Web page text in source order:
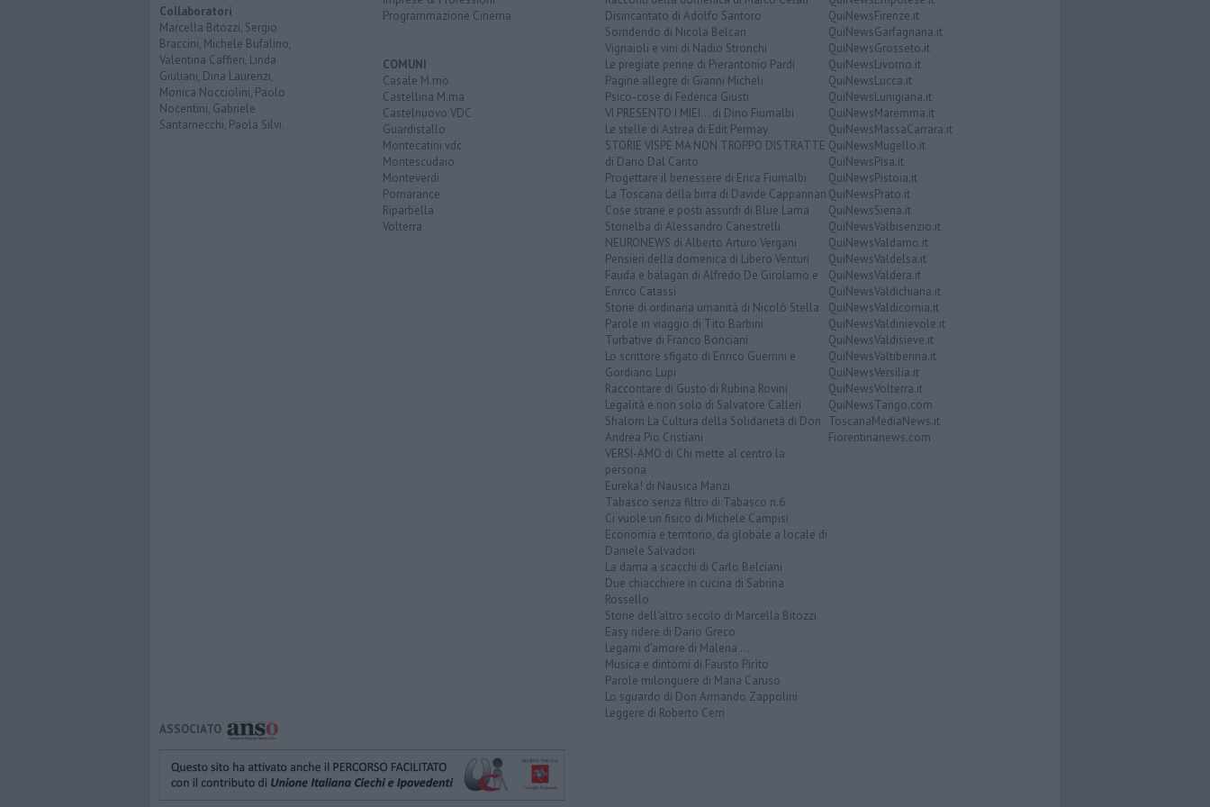
Collaboratori
Marcella Bitozzi, Sergio
Braccini, Michele Bufalino,
Valentina Caffieri, Linda
Giuliani, Dina Laurenzi,
Monica Nocciolini, Paolo
Nocentini, Gabriele
Santarnecchi, Paola Silvi.
Programmazione Cinema
COMUNI
Casale M.mo
Castellina M.ma
Castelnuovo VDC
Guardistallo
Montecatini vdc
Montescudaio
Monteverdi
Pomarance
Riparbella
Volterra
Disincantato di Adolfo Santoro
Sorridendo di Nicola Belcari
Vignaioli e vini di Nadio Stronchi
Le pregiate penne di Pierantonio Pardi
Pagine allegre di Gianni Micheli
Psico-cose di Federica Giusti
VI PRESENTO I MIEI... di Dino Fiumalbi
Le stelle di Astrea di Edit Permay
STORIE VISPE MA NON TROPPO DISTRATTE
di Dario Dal Canto
Progettare il benessere di Erica Fiumalbi
La Toscana della birra di Davide Cappannari
Cose strane e posti assurdi di Blue Lama
Storielba di Alessandro Canestrelli
NEURONEWS di Alberto Arturo Vergani
Pensieri della domenica di Libero Venturi
Fauda e balagan di Alfredo De Girolamo e
Enrico Catassi
Storie di ordinaria umanità di Nicolò Stella
Parole in viaggio di Tito Barbini
Turbative di Franco Bonciani
Lo scrittore sfigato di Enrico Guerrini e
Gordiano Lupi
Raccontare di Gusto di Rubina Rovini
Legalità e non solo di Salvatore Calleri
Shalom La Cultura della Solidarietà di Don
Andrea Pio Cristiani
VERSI-AMO di Chi mette al centro la
persona
Eureka! di Nausica Manzi
Tabasco senza filtro di Tabasco n.6
Ci vuole un fisico di Michele Campisi
Economia e territorio, da globale a locale di
Daniele Salvadori
La dama a scacchi di Carlo Belciani
Due chiacchiere in cucina di Sabrina
Rossello
Storie dell'altro secolo di Marcella Bitozzi
Easy ridere di Dario Greco
Legami d'amore di Malena ...
Musica e dintorni di Fausto Pirìto
Parole milonguere di Maria Caruso
Lo sguardo di Don Armando Zappolini
Leggere di Roberto Cerri
QuiNewsFirenze.it
QuiNewsGarfagnana.it
QuiNewsGrosseto.it
QuiNewsLivorno.it
QuiNewsLucca.it
QuiNewsLunigiana.it
QuiNewsMaremma.it
QuiNewsMassaCarrara.it
QuiNewsMugello.it
QuiNewsPisa.it
QuiNewsPistoia.it
QuiNewsPrato.it
QuiNewsSiena.it
QuiNewsValbisenzio.it
QuiNewsValdarno.it
QuiNewsValdelsa.it
QuiNewsValdera.it
QuiNewsValdichiana.it
QuiNewsValdicornia.it
QuiNewsValdinievole.it
QuiNewsValdisieve.it
QuiNewsValtiberina.it
QuiNewsVersilia.it
QuiNewsVolterra.it
QuiNewsTango.com
ToscanaMediaNews.it
Fiorentinanews.com
ASSOCIATO